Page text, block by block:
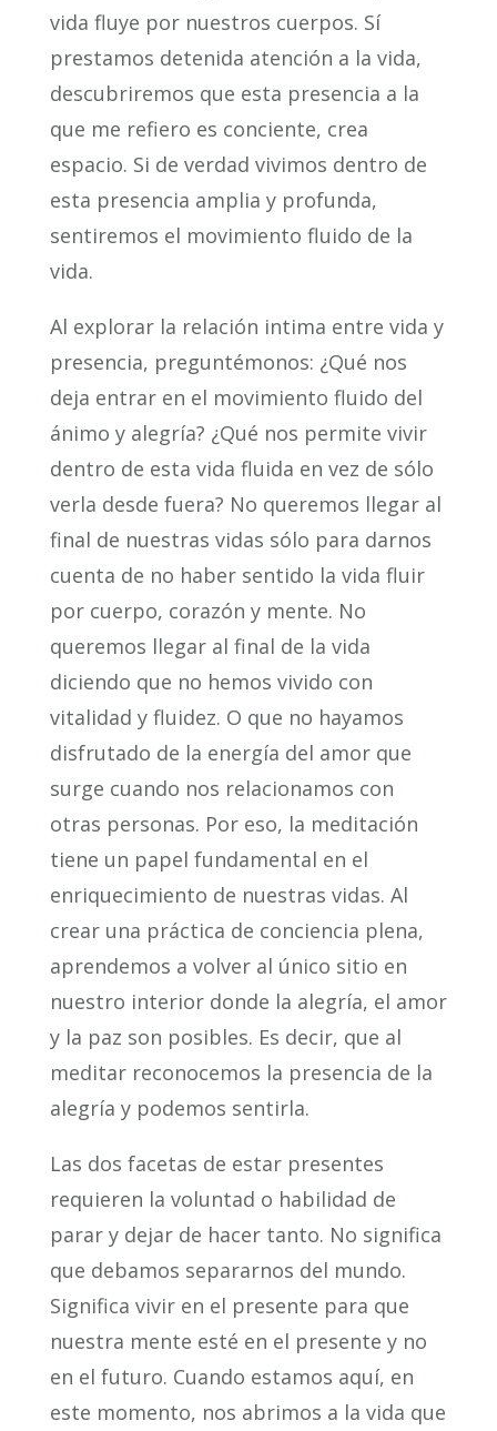
vida fluye por nuestros cuerpos. Sí
prestamos detenida atención a la vida,
descubriremos que esta presencia a la
que me refiero es conciente, crea
espacio. Si de verdad vivimos dentro de
esta presencia amplia y profunda,
sentiremos el movimiento fluido de la
vida.
Al explorar la relación intima entre vida y
presencia, preguntémonos: ¿Qué nos
deja entrar en el movimiento fluido del
ánimo y alegría? ¿Qué nos permite vivir
dentro de esta vida fluida en vez de sólo
verla desde fuera? No queremos llegar al
final de nuestras vidas sólo para darnos
cuenta de no haber sentido la vida fluir
por cuerpo, corazón y mente. No
queremos llegar al final de la vida
diciendo que no hemos vivido con
vitalidad y fluidez. O que no hayamos
disfrutado de la energía del amor que
surge cuando nos relacionamos con
otras personas. Por eso, la meditación
tiene un papel fundamental en el
enriquecimiento de nuestras vidas. Al
crear una práctica de conciencia plena,
aprendemos a volver al único sitio en
nuestro interior donde la alegría, el amor
y la paz son posibles. Es decir, que al
meditar reconocemos la presencia de la
alegría y podemos sentirla.
Las dos facetas de estar presentes
requieren la voluntad o habilidad de
parar y dejar de hacer tanto. No significa
que debamos separarnos del mundo.
Significa vivir en el presente para que
nuestra mente esté en el presente y no
en el futuro. Cuando estamos aquí, en
este momento, nos abrimos a la vida que